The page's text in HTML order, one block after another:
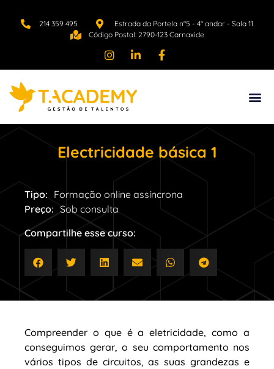
214 359 495
Estrada da Portela n°5 - 4° andar - Sala 11
Código Postal: 2790-123 Carnaxide
Electricidade básica 1
Tipo: Formação online assíncrona
Preço: Sob consulta
Compartilhe esse curso:
Compreender o que é a eletricidade, como a
conseguimos gerar, o seu comportamento nos
vários tipos de circuitos, as suas grandezas e